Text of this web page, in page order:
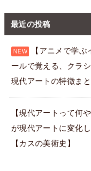
最近の投稿
【アニメで学
ールで覚える、クラ
現代アートの特徴まと
【現代アートって何
が現代アートに変化
【カスの美術史】